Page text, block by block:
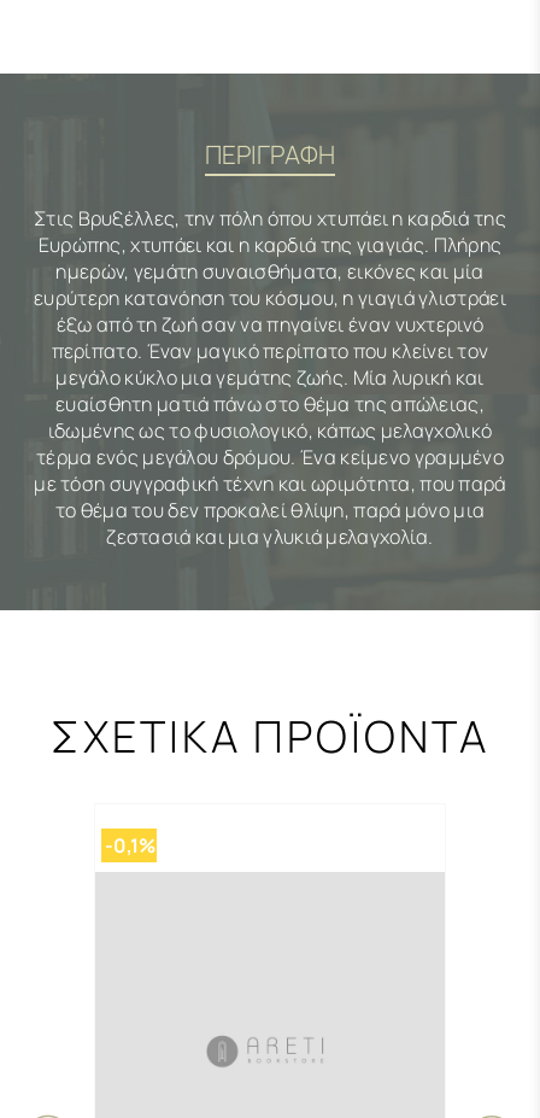
ΠΕΡΙΓΡΑΦΗ
Στις Βρυξέλλες, την πόλη όπου χτυπάει η καρδιά της
Ευρώπης, χτυπάει και η καρδιά της γιαγιάς. Πλήρης
ημερών, γεμάτη συναισθήματα, εικόνες και μία
ευρύτερη κατανόηση του κόσμου, η γιαγιά γλιστράει
έξω από τη ζωή σαν να πηγαίνει έναν νυχτερινό
περίπατο. Έναν μαγικό περίπατο που κλείνει τον
μεγάλο κύκλο μια γεμάτης ζωής. Μία λυρική και
ευαίσθητη ματιά πάνω στο θέμα της απώλειας,
ιδωμένης ως το φυσιολογικό, κάπως μελαγχολικό
τέρμα ενός μεγάλου δρόμου. Ένα κείμενο γραμμένο
με τόση συγγραφική τέχνη και ωριμότητα, που παρά
το θέμα του δεν προκαλεί θλίψη, παρά μόνο μια
ζεστασιά και μια γλυκιά μελαγχολία.
ΣΧΕΤΙΚΑ ΠΡΟΪΟΝΤΑ
-0,1%